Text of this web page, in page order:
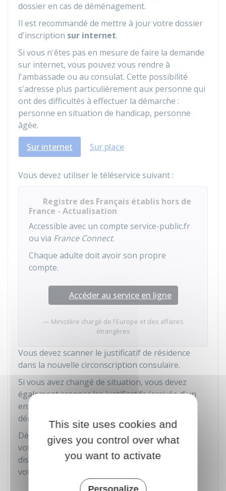
dossier en cas de déménagement.
Il est recommandé de mettre à jour votre dossier
d'inscription sur internet.
Si vous n'êtes pas en mesure de faire la demande
sur internet, vous pouvez vous rendre à
l'ambassade ou au consulat. Cette possibilité
s'adresse plus particulièrement aux personne qui
ont des difficultés à effectuer la démarche :
personne en situation de handicap, personne
âgée.
Sur internet
Sur place
Vous devez utiliser le téléservice suivant :
Registre des Français établis hors de
France - Actualisation
Accessible avec un compte service-public.fr
ou via France Connect.
Chaque adulte doit avoir son propre
compte.
Accéder au service en ligne
Ministère chargé de l'Europe et des affaires
étrangères
Vous devez scanner le justificatif de résidence
dans la nouvelle circonscription consulaire.
Si vous avez changé de situation, vous devez
également scanner les justificatifs (arrivée d'un
enfant, changement de nom d'usage,
déménagement...).
Dès que le consulat a validé la modification de
votre inscription, les documents suivants sont
disponibles dans l'ongletMes documents
votre espace personnel Service-Public.fr :
This site uses cookies and
gives you control over what
you want to activate
Personalize